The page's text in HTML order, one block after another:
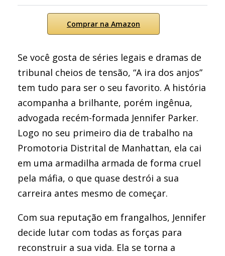
Comprar na Amazon
Se você gosta de séries legais e dramas de
tribunal cheios de tensão, “A ira dos anjos”
tem tudo para ser o seu favorito. A história
acompanha a brilhante, porém ingênua,
advogada recém-formada Jennifer Parker.
Logo no seu primeiro dia de trabalho na
Promotoria Distrital de Manhattan, ela cai
em uma armadilha armada de forma cruel
pela máfia, o que quase destrói a sua
carreira antes mesmo de começar.
Com sua reputação em frangalhos, Jennifer
decide lutar com todas as forças para
reconstruir a sua vida. Ela se torna a